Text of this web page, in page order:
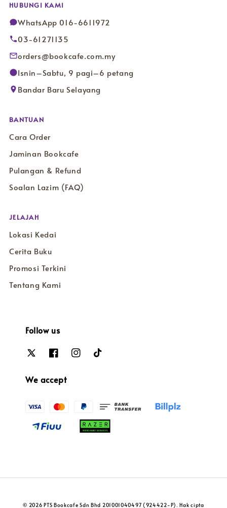
HUBUNGI KAMI
WhatsApp 016-6611972
03-61271135
orders@bookcafe.com.my
Isnin–Sabtu, 9 pagi–6 petang
Bandar Baru Selayang
BANTUAN
Cara Order
Jaminan Bookcafe
Pulangan & Refund
Soalan Lazim (FAQ)
JELAJAH
Lokasi Kedai
Cerita Buku
Promosi Terkini
Tentang Kami
Follow us
We accept
© 2026 PTS Bookcafe Sdn Bhd 201001040497 (924422-P). Hak cipta